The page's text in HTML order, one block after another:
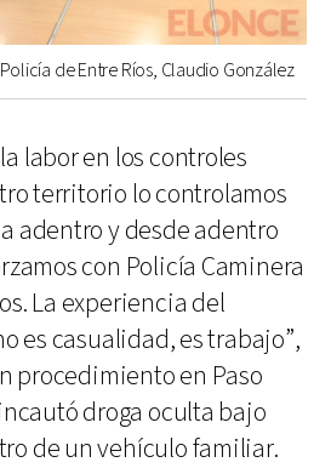
de Entre Ríos, Claudio González
labor en los controles
territorio lo controlamos
adentro y desde adentro
con Policía Caminera
La experiencia del
es casualidad, es trabajo”,
procedimiento en Paso
droga oculta bajo
de un vehículo familiar.